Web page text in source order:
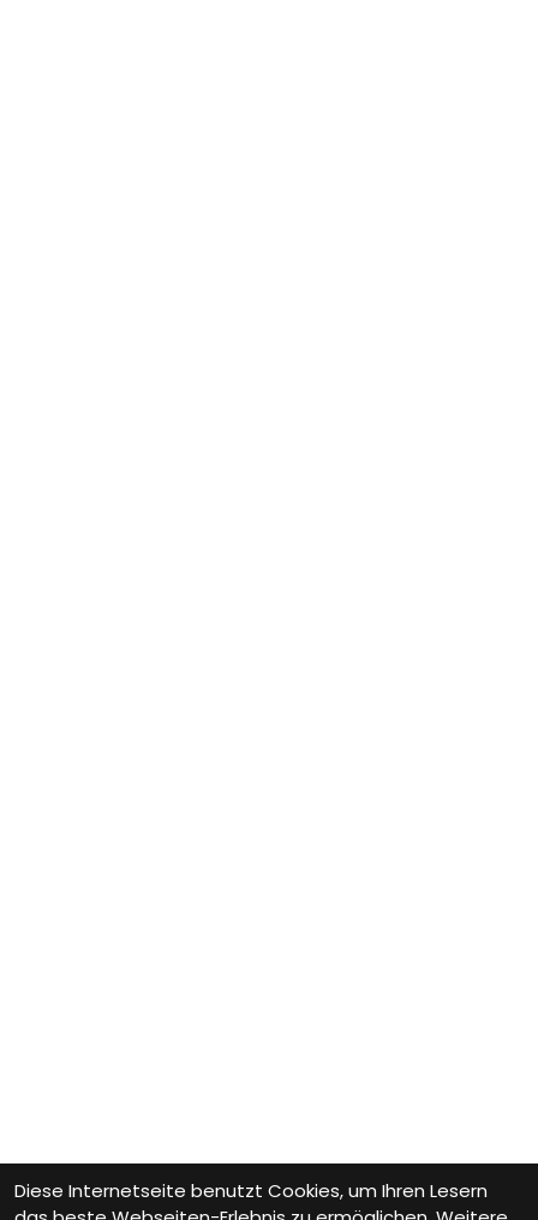
Diese Internetseite benutzt Cookies, um Ihren Lesern